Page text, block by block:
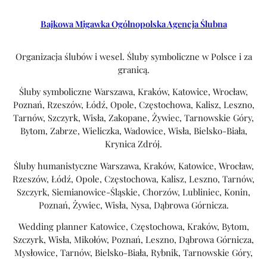
Bajkowa Migawka Ogólnopolska Agencja Ślubna
Organizacja ślubów i wesel. Śluby symboliczne w Polsce i za
granicą.
Śluby symboliczne Warszawa, Kraków, Katowice, Wrocław,
Poznań, Rzeszów, Łódź, Opole, Częstochowa, Kalisz, Leszno,
Tarnów, Szczyrk, Wisła, Zakopane, Żywiec, Tarnowskie Góry,
Bytom, Zabrze, Wieliczka, Wadowice, Wisła, Bielsko-Biała,
Krynica Zdrój.
Śluby humanistyczne Warszawa, Kraków, Katowice, Wrocław,
Rzeszów, Łódź, Opole, Częstochowa, Kalisz, Leszno, Tarnów,
Szczyrk, Siemianowice-Śląskie, Chorzów, Lubliniec, Konin,
Poznań, Żywiec, Wisła, Nysa, Dąbrowa Górnicza.
Wedding planner Katowice, Częstochowa, Kraków, Bytom,
Szczyrk, Wisła, Mikołów, Poznań, Leszno, Dąbrowa Górnicza,
Mysłowice, Tarnów, Bielsko-Biała, Rybnik, Tarnowskie Góry,